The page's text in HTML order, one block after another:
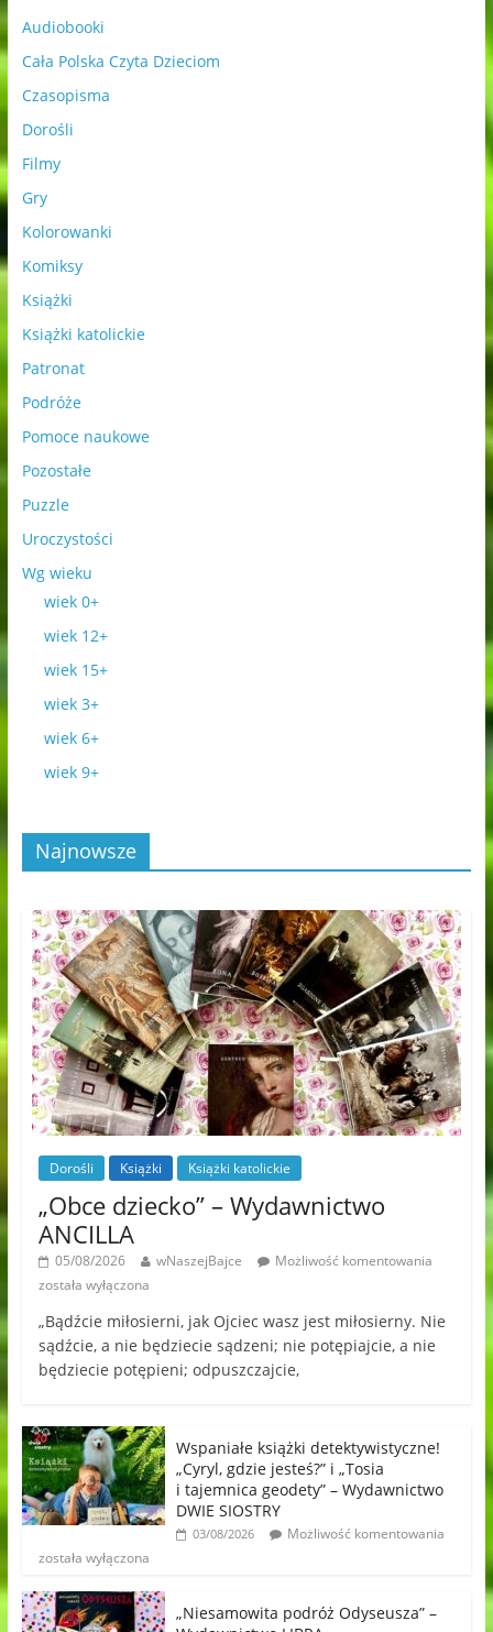
Audiobooki
Cała Polska Czyta Dzieciom
Czasopisma
Dorośli
Filmy
Gry
Kolorowanki
Komiksy
Książki
Książki katolickie
Patronat
Podróże
Pomoce naukowe
Pozostałe
Puzzle
Uroczystości
Wg wieku
wiek 0+
wiek 12+
wiek 15+
wiek 3+
wiek 6+
wiek 9+
Najnowsze
Dorośli Książki Książki katolickie
„Obce dziecko” – Wydawnictwo
ANCILLA
05/08/2026 wNaszejBajce
Możliwość komentowania
została wyłączona
„Bądźcie miłosierni, jak Ojciec wasz jest miłosierny. Nie
sądźcie, a nie będziecie sądzeni; nie potępiajcie, a nie
będziecie potępieni; odpuszczajcie,
Wspaniałe książki detektywistyczne!
„Cyryl, gdzie jesteś?” i „Tosia
i tajemnica geodety” – Wydawnictwo
DWIE SIOSTRY
03/08/2026
Możliwość komentowania
została wyłączona
„Niesamowita podróż Odyseusza” –